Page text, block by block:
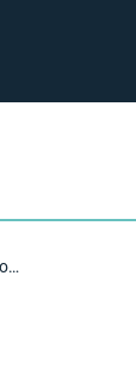
Внутренние инструменты диагностики Android: достаточно ли их?